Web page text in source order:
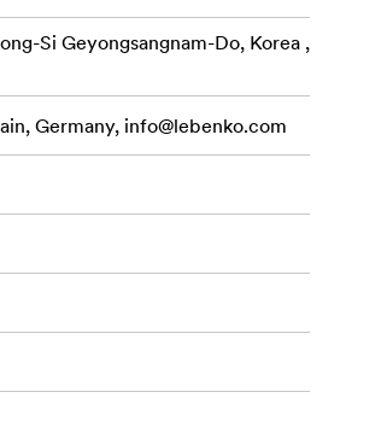
Si Geyongsangnam-Do, Korea ,
Germany, info@lebenko.com